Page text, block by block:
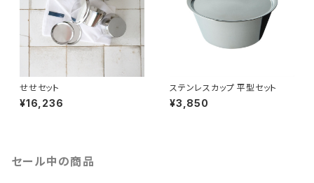
せせセット
¥16,236
ステンレスカップ 平型セット
¥3,850
セール中の商品